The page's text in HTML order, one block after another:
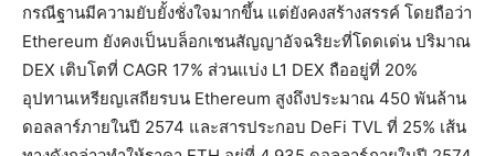
กรณีฐานมีความยับยั้งชั่งใจมากขึ้น แต่ยังคงสร้างสรรค์ โดยถือว่า
Ethereum ยังคงเป็นบล็อกเชนสัญญาอัจฉริยะที่โดดเด่น ปริมาณ
DEX เติบโตที่ CAGR 17% ส่วนแบ่ง L1 DEX ถืออยู่ที่ 20%
อุปทานเหรียญเสถียรบน Ethereum สูงถึงประมาณ 450 พันล้าน
ดอลลาร์ภายในปี 2574 และสารประกอบ DeFi TVL ที่ 25% เส้น